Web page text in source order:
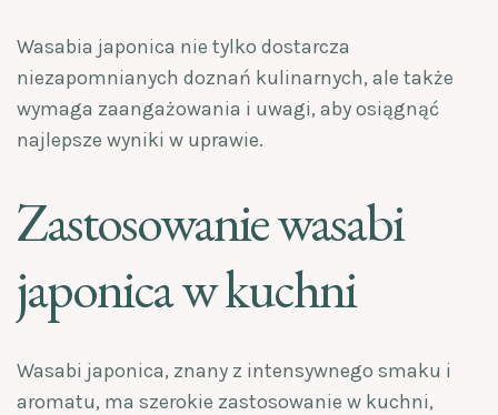
Wasabia japonica nie tylko dostarcza
niezapomnianych doznań kulinarnych, ale także
wymaga zaangażowania i uwagi, aby osiągnąć
najlepsze wyniki w uprawie.
Zastosowanie wasabi
japonica w kuchni
Wasabi japonica, znany z intensywnego smaku i
aromatu, ma szerokie zastosowanie w kuchni,